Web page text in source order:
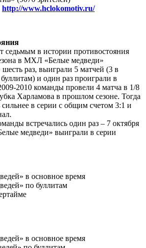
http://www.hclokomotiv.ru/
седьмым в истории противостояния
в МХЛ «Белые медведи»
шесть раз, выиграли 5 матчей (3 в
и один раз проиграли в
2010 команды провели 4 матча в 1/8
Харламова в прошлом сезоне. Тогда
в серии с общим счетом 3:1 и
встречались один раз – 7 октября
медведи» выиграли в серии
в основное время
по буллитам
в основное время